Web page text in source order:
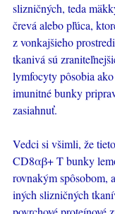
slizničných, teda
črevá alebo pľúca,
z vonkajšieho
tkanivá sú
lymfocyty pôsobia
imunitné bunky
zasiahnuť.
Vedci si všimli, že
CD8αβ+ T bunky
rovnakým spôsobom,
iných slizničných